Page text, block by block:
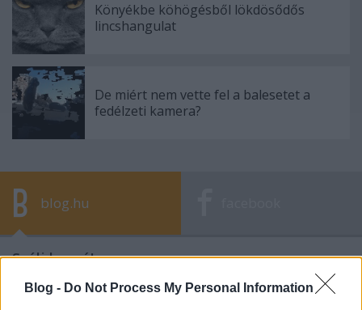
Blog - Do Not Process My Personal Information
Könyékbe köhögésből lökdösődős
lincshangulat
De miért nem vette fel a balesetet a
fedélzeti kamera?
blog.hu
Szólj hozzá!
A hozzászóláshoz be kell lépned!